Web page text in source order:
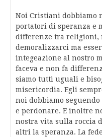
Noi Cristiani dobbiamo
portatori di speranza e
differenze tra religioni,
demoralizzarci ma
integeazione al nostro
faceva e non fa
siamo tutti uguali e
misericordia. Egli
noi dobbiamo seguendo
e perdonare. E inoltre
nostra vita sulla roccia
altri la speranza. La